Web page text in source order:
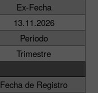
Ex-Fecha
13.11.2026
Periodo
Trimestre
Fecha de Registro